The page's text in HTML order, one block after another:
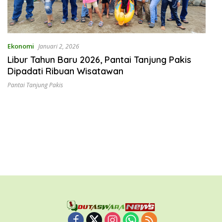
Ekonomi Januari 2, 2026
Libur Tahun Baru 2026, Pantai Tanjung Pakis
Dipadati Ribuan Wisatawan
Pantai Tanjung Pakis